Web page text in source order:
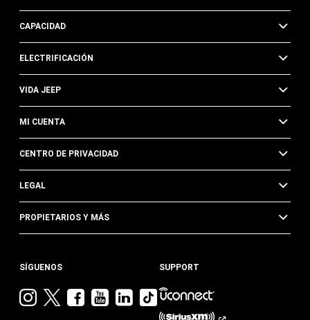
CAPACIDAD
ELECTRIFICACIÓN
VIDA JEEP
MI CUENTA
CENTRO DE PRIVACIDAD
LEGAL
PROPIETARIOS Y MÁS
SÍGUENOS
VisitaVisitaVisitaVisitaVisita
Jeep
Visita
Jeep
SUPPORT